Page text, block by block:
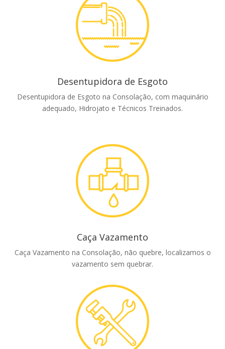
Desentupidora de Esgoto
Desentupidora de Esgoto na Consolação, com maquinário
adequado, Hidrojato e Técnicos Treinados.
Caça Vazamento
Caça Vazamento na Consolação, não quebre, localizamos o
vazamento sem quebrar.